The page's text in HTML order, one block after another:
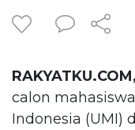
calon
Indonesia (UMI)